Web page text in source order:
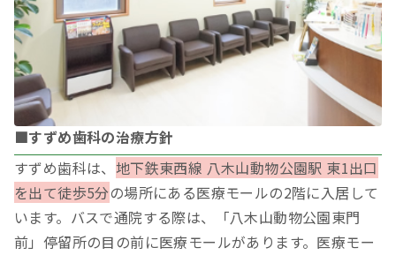
■すずめ歯科の治療方針
すずめ歯科は、 地下鉄東西線 八木山動物公園駅 東1出口
を出て徒歩5分の場所にある医療モールの2階に入居して
います。バスで通院する際は、「八木山動物公園東門
前」停留所の目の前に医療モールがあります。医療モー